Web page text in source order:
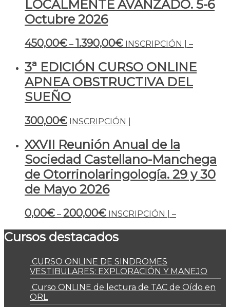
LOCALMENTE AVANZADO. 5-6
Octubre 2026
450,00€ – 1.390,00€ INSCRIPCIÓN | –
3ª EDICIÓN CURSO ONLINE
APNEA OBSTRUCTIVA DEL
SUEÑO
300,00€ INSCRIPCIÓN |
XXVII Reunión Anual de la
Sociedad Castellano-Manchega
de Otorrinolaringología. 29 y 30
de Mayo 2026
0,00€ – 200,00€ INSCRIPCIÓN | –
Cursos destacados
CURSO ONLINE DE SINDROMES
VESTIBULARES: EXPLORACIÓN Y MANEJO
Curso ONLINE de lectura de TAC de Oído en
ORL